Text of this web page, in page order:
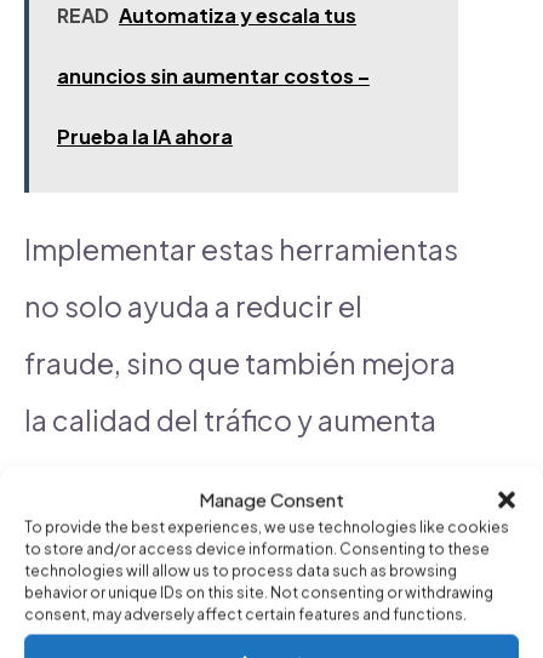
Manage Consent
To provide the best experiences, we use technologies like cookies
to store and/or access device information. Consenting to these
technologies will allow us to process data such as browsing
behavior or unique IDs on this site. Not consenting or withdrawing
consent, may adversely affect certain features and functions.
READ Automatiza y escala tus
anuncios sin aumentar costos –
Prueba la IA ahora
Implementar estas herramientas
no solo ayuda a reducir el
fraude, sino que también mejora
la calidad del tráfico y aumenta
EnCampaign AI, nos
especializamos en ofrecer
soluciones integrales que